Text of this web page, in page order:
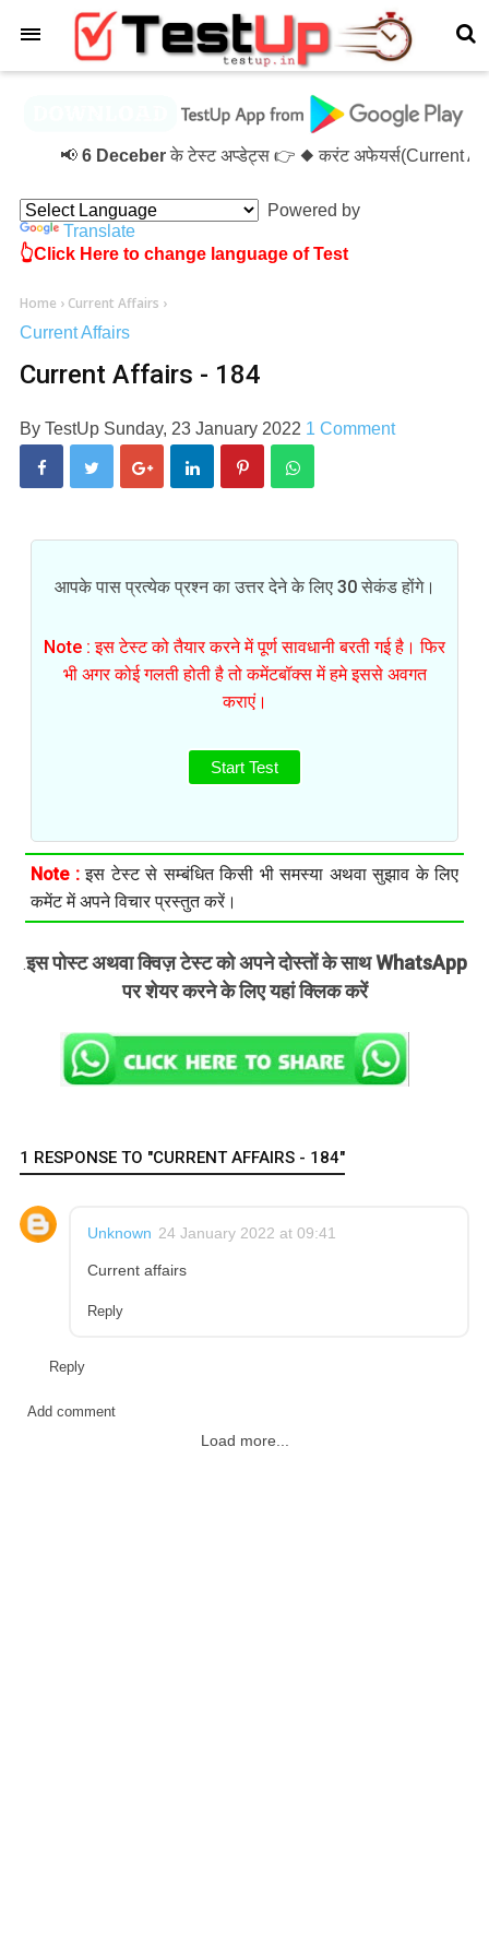
6 Deceberके टेस्ट अप्डेट्स 👉 ◆ करंट अफेयर्स(Current
Powered by
Translate
👆Click Here to change language of Test
Home › Current Affairs ›
Current Affairs
Current Affairs - 184
By TestUp Sunday, 23 January 2022 1 Comment
आपके पास प्रत्येक प्रश्न का उत्तर देने के लिए 30 सेकंड होंगे।
Note : इस टेस्ट को तैयार करने में पूर्ण सावधानी बरती गई है। फिर
भी अगर कोई गलती होती है तो कमेंटबॉक्स में हमे इससे अवगत
कराएं।
Start Test
Note :इस टेस्ट से सम्बंधित किसी भी समस्या अथवा सुझाव के लिए
कमेंट में अपने विचार प्रस्तुत करें।
.इस पोस्ट अथवा क्विज़ टेस्ट को अपने दोस्तों के साथ WhatsApp
पर शेयर करने के लिए यहां क्लिक करें
1 RESPONSE TO "CURRENT AFFAIRS - 184"
Unknown 24 January 2022 at 09:41
Current affairs
Reply
Reply
Add comment
Load more...